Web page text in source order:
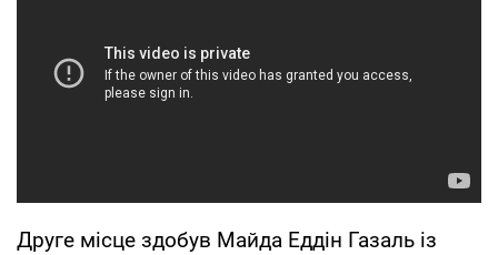
Друге місце здобув Майда Еддін Газаль із